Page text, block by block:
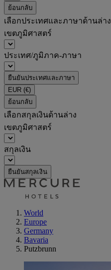
ย้อนกลับ
เลือกประเทศและภาษาด้านล่าง
เขตภูมิศาสตร์
ประเทศ/ภูมิภาค-ภาษา
ยืนยันประเทศและภาษา
EUR (€)
ย้อนกลับ
เลือกสกุลเงินด้านล่าง
เขตภูมิศาสตร์
สกุลเงิน
ยืนยันสกุลเงิน
World
Europe
Germany
Bavaria
Putzbrunn